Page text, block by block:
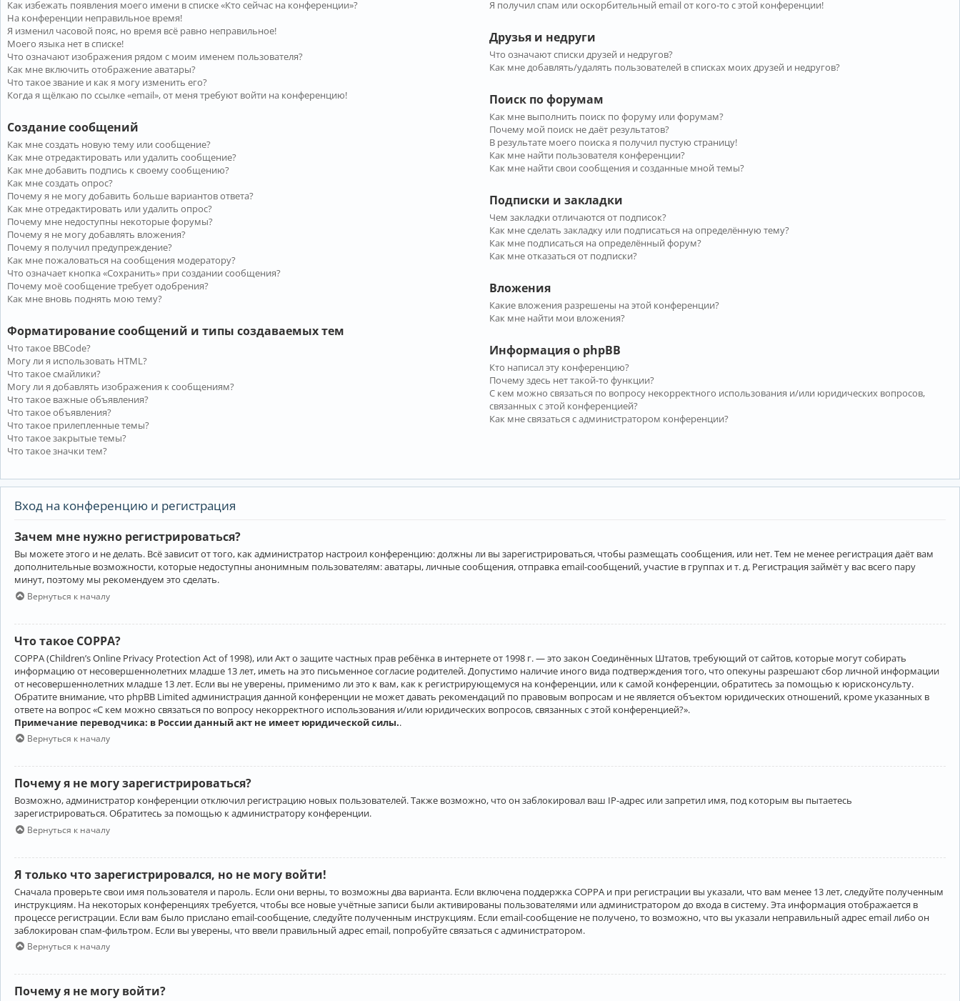
Как избежать появления моего имени в списке «Кто сейчас на конференции»?
На конференции неправильное время!
Я изменил часовой пояс, но время всё равно неправильное!
Моего языка нет в списке!
Что означают изображения рядом с моим именем пользователя?
Как мне включить отображение аватары?
Что такое звание и как я могу изменить его?
Когда я щёлкаю по ссылке «email», от меня требуют войти на конференцию!
Создание сообщений
Как мне создать новую тему или сообщение?
Как мне отредактировать или удалить сообщение?
Как мне добавить подпись к своему сообщению?
Как мне создать опрос?
Почему я не могу добавить больше вариантов ответа?
Как мне отредактировать или удалить опрос?
Почему мне недоступны некоторые форумы?
Почему я не могу добавлять вложения?
Почему я получил предупреждение?
Как мне пожаловаться на сообщения модератору?
Что означает кнопка «Сохранить» при создании сообщения?
Почему моё сообщение требует одобрения?
Как мне вновь поднять мою тему?
Форматирование сообщений и типы создаваемых тем
Что такое BBCode?
Могу ли я использовать HTML?
Что такое смайлики?
Могу ли я добавлять изображения к сообщениям?
Что такое важные объявления?
Что такое объявления?
Что такое прилепленные темы?
Что такое закрытые темы?
Что такое значки тем?
Я получил спам или оскорбительный email от кого-то с этой конференции!
Друзья и недруги
Что означают списки друзей и недругов?
Как мне добавлять/удалять пользователей в списках моих друзей и недругов?
Поиск по форумам
Как мне выполнить поиск по форуму или форумам?
Почему мой поиск не даёт результатов?
В результате моего поиска я получил пустую страницу!
Как мне найти пользователя конференции?
Как мне найти свои сообщения и созданные мной темы?
Подписки и закладки
Чем закладки отличаются от подписок?
Как мне сделать закладку или подписаться на определённую тему?
Как мне подписаться на определённый форум?
Как мне отказаться от подписки?
Вложения
Какие вложения разрешены на этой конференции?
Как мне найти мои вложения?
Информация о phpBB
Кто написал эту конференцию?
Почему здесь нет такой-то функции?
С кем можно связаться по вопросу некорректного использования и/или юридических вопросов,
связанных с этой конференцией?
Как мне связаться с администратором конференции?
Вход на конференцию и регистрация
Зачем мне нужно регистрироваться?
Вы можете этого и не делать. Всё зависит от того, как администратор настроил конференцию: должны ли вы зарегистрироваться, чтобы размещать сообщения, или нет. Тем не менее регистрация даёт вам
дополнительные возможности, которые недоступны анонимным пользователям: аватары, личные сообщения, отправка email-сообщений, участие в группах и т. д. Регистрация займёт у вас всего пару
минут, поэтому мы рекомендуем это сделать.
Вернуться к началу
Что такое COPPA?
COPPA (Children’s Online Privacy Protection Act of 1998), или Акт о защите частных прав ребёнка в интернете от 1998 г. — это закон Соединённых Штатов, требующий от сайтов, которые могут собирать
информацию от несовершеннолетних младше 13 лет, иметь на это письменное согласие родителей. Допустимо наличие иного вида подтверждения того, что опекуны разрешают сбор личной информации
от несовершеннолетних младше 13 лет. Если вы не уверены, применимо ли это к вам, как к регистрирующемуся на конференции, или к самой конференции, обратитесь за помощью к юрисконсульту.
Обратите внимание, что phpBB Limited администрация данной конференции не может давать рекомендаций по правовым вопросам и не является объектом юридических отношений, кроме указанных в
ответе на вопрос «С кем можно связаться по вопросу некорректного использования и/или юридических вопросов, связанных с этой конференцией?».
Примечание переводчика: в России данный акт не имеет юридической силы..
Вернуться к началу
Почему я не могу зарегистрироваться?
Возможно, администратор конференции отключил регистрацию новых пользователей. Также возможно, что он заблокировал ваш IP-адрес или запретил имя, под которым вы пытаетесь
зарегистрироваться. Обратитесь за помощью к администратору конференции.
Вернуться к началу
Я только что зарегистрировался, но не могу войти!
Сначала проверьте свои имя пользователя и пароль. Если они верны, то возможны два варианта. Если включена поддержка COPPA и при регистрации вы указали, что вам менее 13 лет, следуйте полученным
инструкциям. На некоторых конференциях требуется, чтобы все новые учётные записи были активированы пользователями или администратором до входа в систему. Эта информация отображается в
процессе регистрации. Если вам было прислано email-сообщение, следуйте полученным инструкциям. Если email-сообщение не получено, то возможно, что вы указали неправильный адрес email либо он
заблокирован спам-фильтром. Если вы уверены, что ввели правильный адрес email, попробуйте связаться с администратором.
Вернуться к началу
Почему я не могу войти?